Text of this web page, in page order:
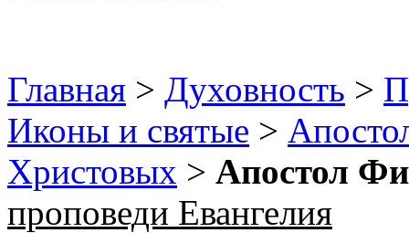
Главная > Духовность >
Иконы и святые >
Христовых > Апостол
проповеди Евангелия